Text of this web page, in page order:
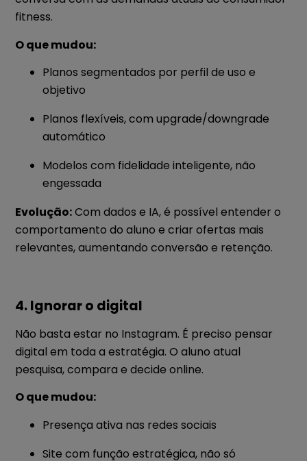
fitness.
O que mudou:
Planos segmentados por perfil de uso e
objetivo
Planos flexíveis, com upgrade/downgrade
automático
Modelos com fidelidade inteligente, não
engessada
Evolução:Com dados e IA, é possível entender o
comportamento do aluno e criar ofertas mais
relevantes, aumentando conversão e retenção.
4. Ignorar o digital
Não basta estar no Instagram. É preciso pensar
digital em toda a estratégia. O aluno atual
pesquisa, compara e decide online.
O que mudou:
Presença ativa nas redes sociais
Site com função estratégica, não só